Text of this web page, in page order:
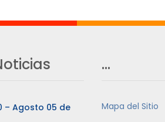
– Agosto 05 de
…
Mapa del Sitio